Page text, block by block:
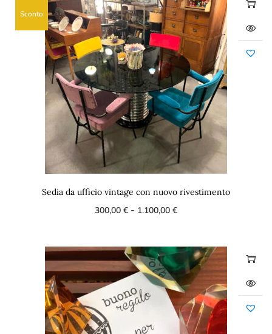
Sconto
Sedia da ufficio vintage con nuovo rivestimento
300,00 € - 1.100,00 €